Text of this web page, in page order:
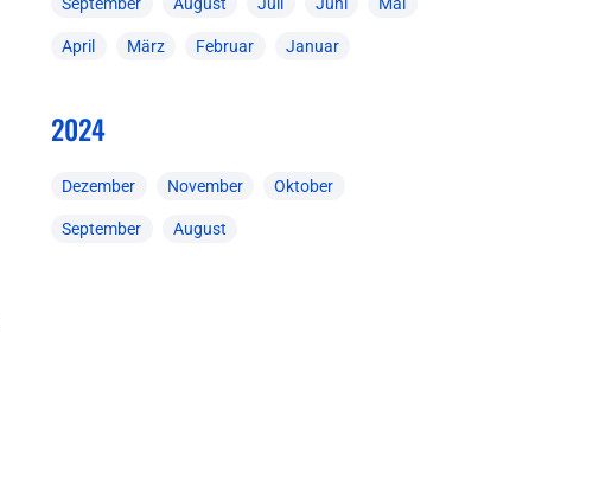
April März Februar Januar
2024
Dezember November Oktober
September August